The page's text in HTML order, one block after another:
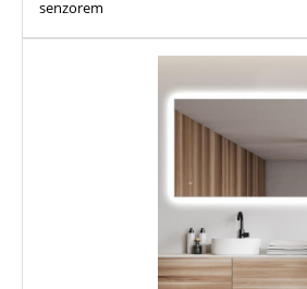
senzorem